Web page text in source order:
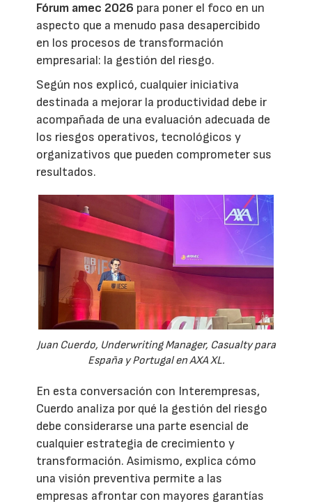
Fórum amec 2026 para poner el foco en un
aspecto que a menudo pasa desapercibido
en los procesos de transformación
empresarial: la gestión del riesgo.
Según nos explicó, cualquier iniciativa
destinada a mejorar la productividad debe ir
acompañada de una evaluación adecuada de
los riesgos operativos, tecnológicos y
organizativos que pueden comprometer sus
resultados.
Juan Cuerdo, Underwriting Manager, Casualty para
España y Portugal en AXA XL.
En esta conversación con Interempresas,
Cuerdo analiza por qué la gestión del riesgo
debe considerarse una parte esencial de
cualquier estrategia de crecimiento y
transformación. Asimismo, explica cómo
una visión preventiva permite a las
empresas afrontar con mayores garantías